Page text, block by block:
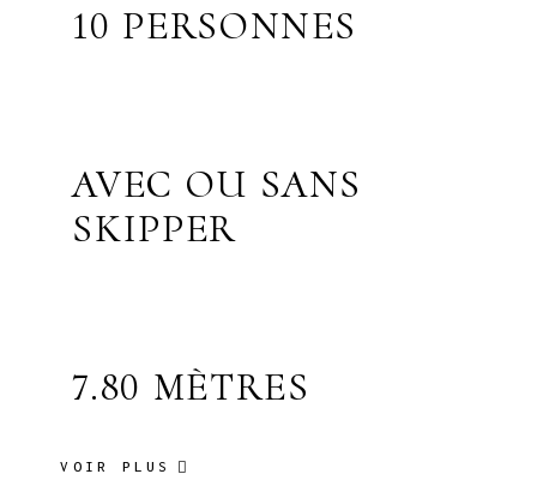
10 PERSONNES
AVEC OU SANS
SKIPPER
7.80 MÈTRES
VOIR PLUS